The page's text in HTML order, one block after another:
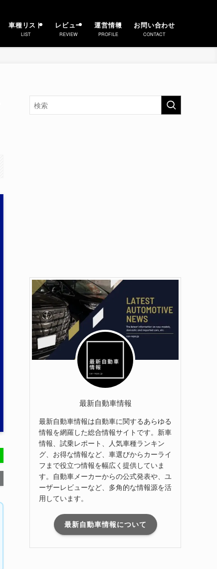
車種リスト
LIST
レビュー
REVIEW
運営情報
PROFILE
お問い合わせ
CONTACT
最新自動車情報
最新自動車情報は自動車に関するあらゆる
情報を網羅した総合情報サイトです。新車
情報、試乗レポート、人気車種ランキン
グ、お得な情報など、車選びからカーライ
フまで役立つ情報を幅広く提供していま
す。自動車メーカーからの公式発表や、ユ
ーザーレビューなど、多角的な情報源を活
用しています。
最新自動車情報について